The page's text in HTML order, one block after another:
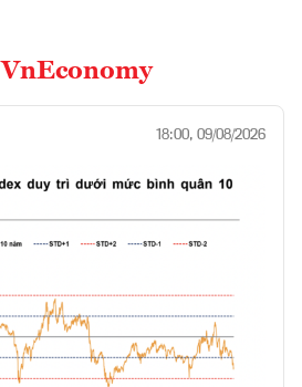
VnEconomy
18:00, 09/08/2026